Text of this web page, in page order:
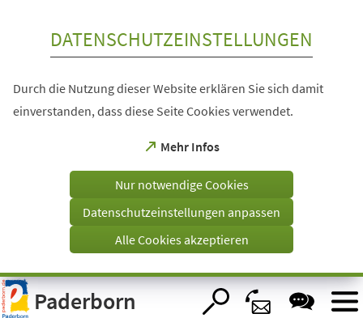
Visuelle
Assistenzsoftware
öffnen.
DATENSCHUTZEINSTELLUNGEN
Durch die Nutzung dieser Website erklären Sie sich damit
einverstanden, dass diese Seite Cookies verwendet.
Mehr Infos
(Öffnet
einem
Tab)
Nur notwendige Cookies
Datenschutzeinstellungen anpassen
Alle Cookies akzeptieren
Paderborn